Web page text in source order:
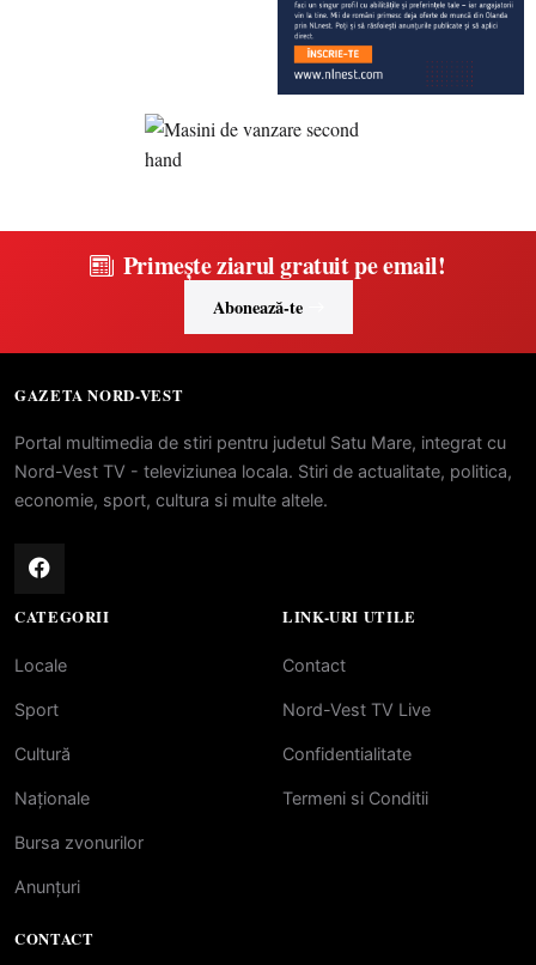
Primește ziarul gratuit pe email!
Abonează-te
GAZETA NORD-VEST
Portal multimedia de stiri pentru judetul Satu Mare, integrat cu
Nord-Vest TV - televiziunea locala. Stiri de actualitate, politica,
economie, sport, cultura si multe altele.
CATEGORII
Locale
Sport
Cultură
Naționale
Bursa zvonurilor
Anunțuri
LINK-URI UTILE
Contact
Nord-Vest TV Live
Confidentialitate
Termeni si Conditii
CONTACT